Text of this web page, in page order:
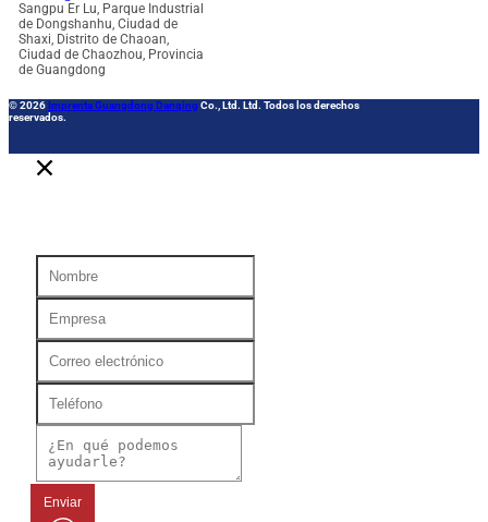
Sangpu Er Lu, Parque Industrial
de Dongshanhu, Ciudad de
Shaxi, Distrito de Chaoan,
Ciudad de Chaozhou, Provincia
de Guangdong
© 2026 Imprenta Guangdong Danqing Co., Ltd. Ltd. Todos los derechos
reservados.
Enviar